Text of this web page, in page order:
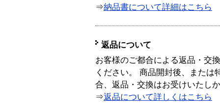
⇒納品書について詳細はこちら
返品について
お客様のご都合による返品・交
ください。 商品開封後、または
合、返品・交換はお受けいたし
⇒返品について詳しくはこちら